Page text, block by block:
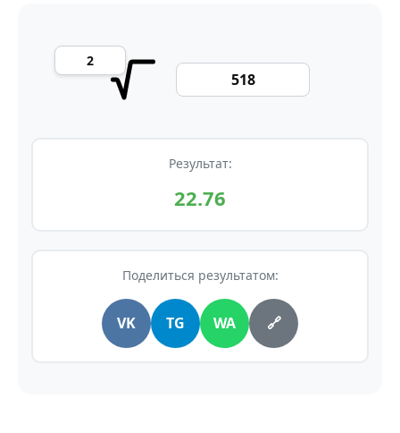
Результат:
22.76
Поделиться результатом:
VK TG WA 🔗